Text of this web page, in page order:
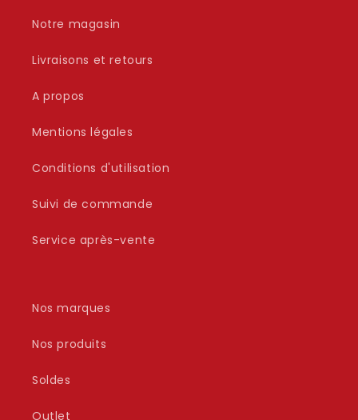
Notre magasin
Livraisons et retours
A propos
Mentions légales
Conditions d'utilisation
Suivi de commande
Service après-vente
Nos marques
Nos produits
Soldes
Outlet